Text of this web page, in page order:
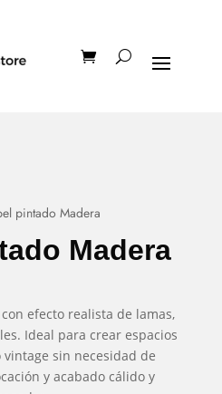
pintado Madera
Madera
efecto realista de lamas,
Ideal para crear espacios
sin necesidad de
y acabado cálido y